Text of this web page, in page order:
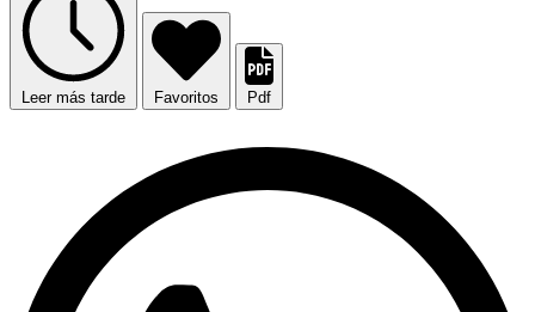
Leer más tarde Favoritos Pdf